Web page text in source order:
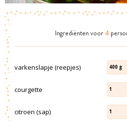
Ingrediënten voor 4
varkenslapje (reepjes) 400 g
courgette 1
citroen (sap) 1